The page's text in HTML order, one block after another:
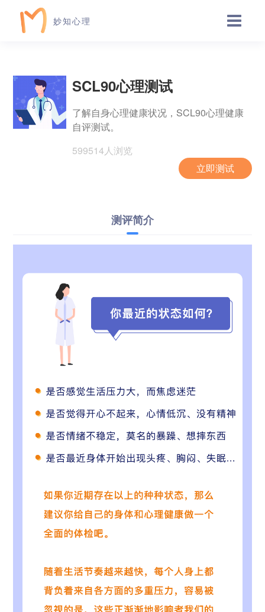
妙知心理
SCL90心理测试
了解自身心理健康状况，SCL90心理健康
自评测试。
599514人浏览
立即测试
测评简介